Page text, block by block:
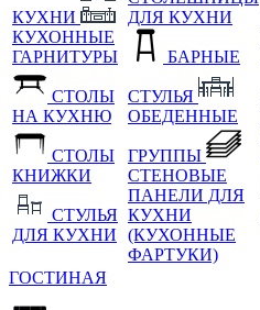
КУХНИ
КУХОННЫЕ
ГАРНИТУРЫ
СТОЛЫ
НА КУХНЮ
СТОЛЫ
КНИЖКИ
СТУЛЬЯ
ДЛЯ КУХНИ
ДЛЯ КУХНИ
БАРНЫЕ
СТУЛЬЯ
ОБЕДЕННЫЕ
ГРУППЫ
СТЕНОВЫЕ
ПАНЕЛИ ДЛЯ
КУХНИ
(КУХОННЫЕ
ФАРТУКИ)
ГОСТИНАЯ